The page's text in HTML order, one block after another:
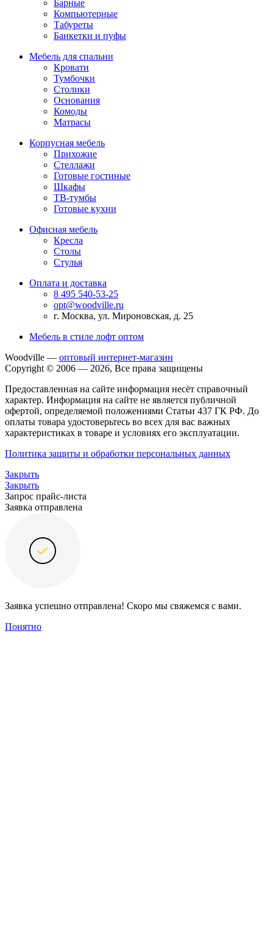
Барные
Компьютерные
Табуреты
Банкетки и пуфы
Мебель для спальни
Кровати
Тумбочки
Столики
Основания
Комоды
Матрасы
Корпусная мебель
Прихожие
Стеллажи
Готовые гостиные
Шкафы
ТВ-тумбы
Готовые кухни
Офисная мебель
Кресла
Столы
Стулья
Оплата и доставка
8 495 540-53-25
opt@woodville.ru
г. Москва, ул. Мироновская, д. 25
Мебель в стиле лофт оптом
Woodville — оптовый интернет-магазин
Copyright © 2006 — 2026, Все права защищены
Предоставленная на сайте информация несёт справочный
характер. Информация на сайте не является публичной
офертой, определяемой положениями Статьи 437 ГК РФ. До
оплаты товара удостоверьтесь во всех для вас важных
характеристиках в товаре и условиях его эксплуатации.
Политика защиты и обработки персональных данных
Закрыть
Закрыть
Запрос прайс-листа
Заявка отправлена
Заявка успешно отправлена! Скоро мы свяжемся с вами.
Понятно